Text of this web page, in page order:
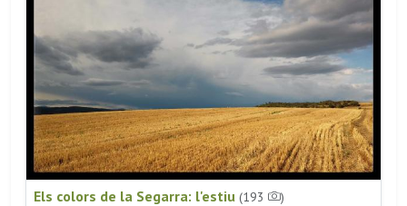
Els colors de la Segarra: l'estiu (193 )